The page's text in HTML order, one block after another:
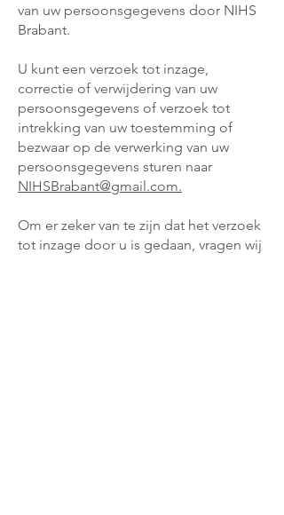
van uw persoonsgegevens door NIHS
Brabant.
U kunt een verzoek tot inzage,
correctie of verwijdering van uw
persoonsgegevens of verzoek tot
intrekking van uw toestemming of
bezwaar op de verwerking van uw
persoonsgegevens sturen naar
NIHSBrabant@gmail.com.
Om er zeker van te zijn dat het verzoek
tot inzage door u is gedaan, vragen wij